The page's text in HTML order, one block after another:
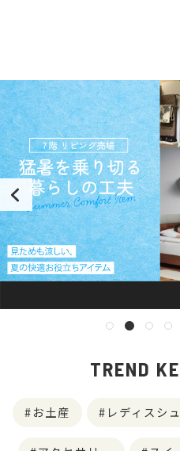
TREND
お土産 レディスシ